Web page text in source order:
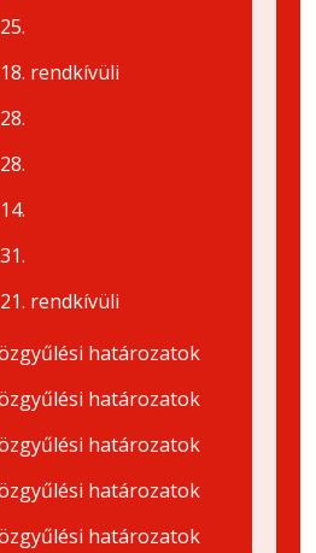
rendkívüli
rendkívüli
határozatok
határozatok
határozatok
határozatok
határozatok